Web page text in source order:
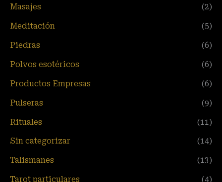
Masajes (2)
Meditación (5)
Piedras (6)
Polvos esotéricos (6)
Productos Empresas (6)
Pulseras (9)
Rituales (11)
Sin categorizar (14)
Talismanes (13)
Tarot particulares (4)